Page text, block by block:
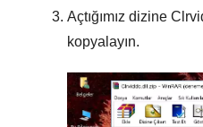
Açtığımız dizine
kopyalayın.